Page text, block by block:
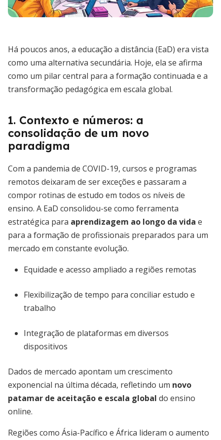
Há poucos anos, a educação a distância (EaD) era vista
como uma alternativa secundária. Hoje, ela se afirma
como um pilar central para a formação continuada e a
transformação pedagógica em escala global.
1. Contexto e números: a
consolidação de um novo
paradigma
Com a pandemia de COVID-19, cursos e programas
remotos deixaram de ser exceções e passaram a
compor rotinas de estudo em todos os níveis de
ensino. A EaD consolidou-se como ferramenta
estratégica para aprendizagem ao longo da vida e
para a formação de profissionais preparados para um
mercado em constante evolução.
Equidade e acesso ampliado a regiões remotas
Flexibilização de tempo para conciliar estudo e
trabalho
Integração de plataformas em diversos
dispositivos
Dados de mercado apontam um crescimento
exponencial na última década, refletindo um novo
patamar de aceitação e escala global do ensino
online.
Regiões como Ásia-Pacífico e África lideram o aumento